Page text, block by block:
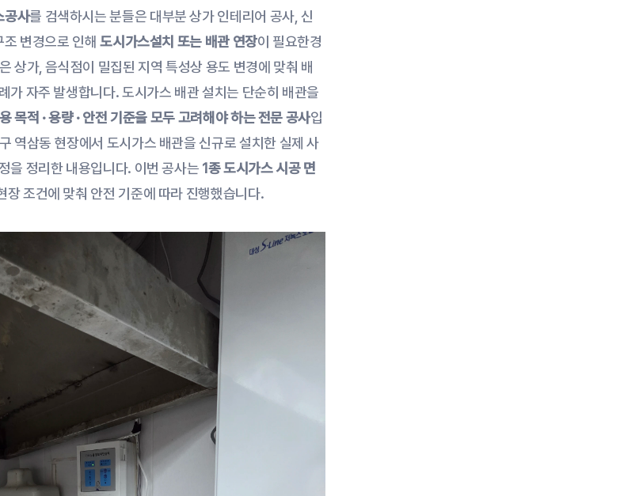
공사를 검색하시는 분들은 대부분 상가 인테리어 공사, 신
조 변경으로 인해 도시가스설치 또는 배관 연장이 필요한경
상가, 음식점이 밀집된 지역 특성상 용도 변경에 맞춰 배
가 자주 발생합니다. 도시가스 배관 설치는 단순히 배관을
목적 · 용량 · 안전 기준을 모두 고려해야 하는 전문 공사입
역삼동 현장에서 도시가스 배관을 신규로 설치한 실제 사
을 정리한 내용입니다. 이번 공사는 1종 도시가스 시공 면
장 조건에 맞춰 안전 기준에 따라 진행했습니다.